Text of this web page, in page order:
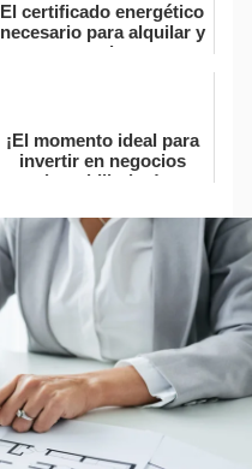
El certificado energético
necesario para alquilar y
vender
¡El momento ideal para
invertir en negocios
inmobiliarios!